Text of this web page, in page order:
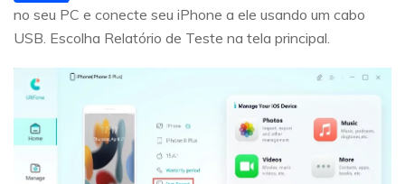
no seu PC e conecte seu iPhone a ele usando um cabo
USB. Escolha Relatório de Teste na tela principal.